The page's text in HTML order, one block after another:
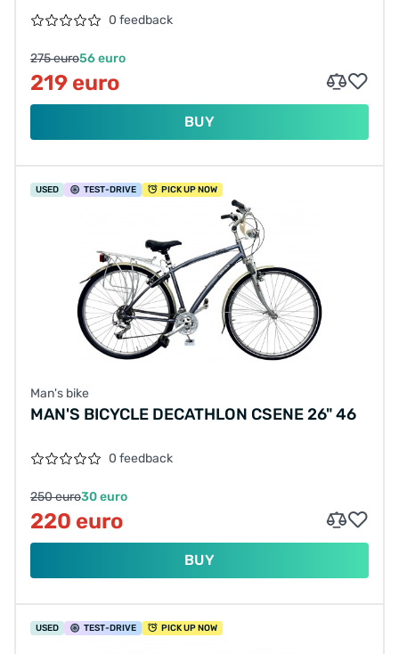
0 feedback
275 euro56 euro
219 euro
BUY
USED TEST-DRIVE PICK UP NOW
Man's bike
MAN'S BICYCLE DECATHLON CSENE 26" 46
0 feedback
250 euro30 euro
220 euro
BUY
USED TEST-DRIVE PICK UP NOW